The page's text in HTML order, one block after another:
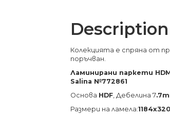
Description
Колекцията е спряна от
поръчван.
Ламинирани паркети
Salina №772861
Основа HDF, Дебелина 7
Размери на ламела: